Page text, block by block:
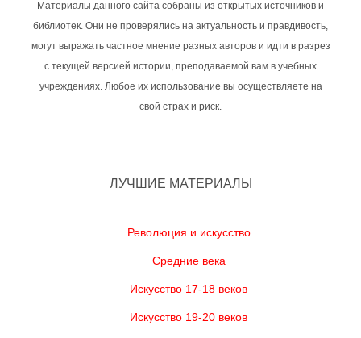
Материалы данного сайта собраны из открытых источников и
библиотек. Они не проверялись на актуальность и правдивость,
могут выражать частное мнение разных авторов и идти в разрез
с текущей версией истории, преподаваемой вам в учебных
учреждениях. Любое их использование вы осуществляете на
свой страх и риск.
ЛУЧШИЕ МАТЕРИАЛЫ
Революция и искусство
Средние века
Искусство 17-18 веков
Искусство 19-20 веков